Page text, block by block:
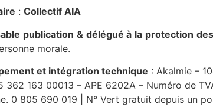
: Collectif AIA
publication & délégué à la protection
morale.
et intégration technique : Akalmie –
362 163 00013 – APE 6202A – Numéro de
0 805 690 019 | N° Vert gratuit depuis un